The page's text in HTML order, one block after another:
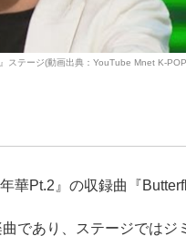
ステージ(動画出典：YouTube Mnet K-
華Pt.2』の収録曲『
であり、ステージではジ